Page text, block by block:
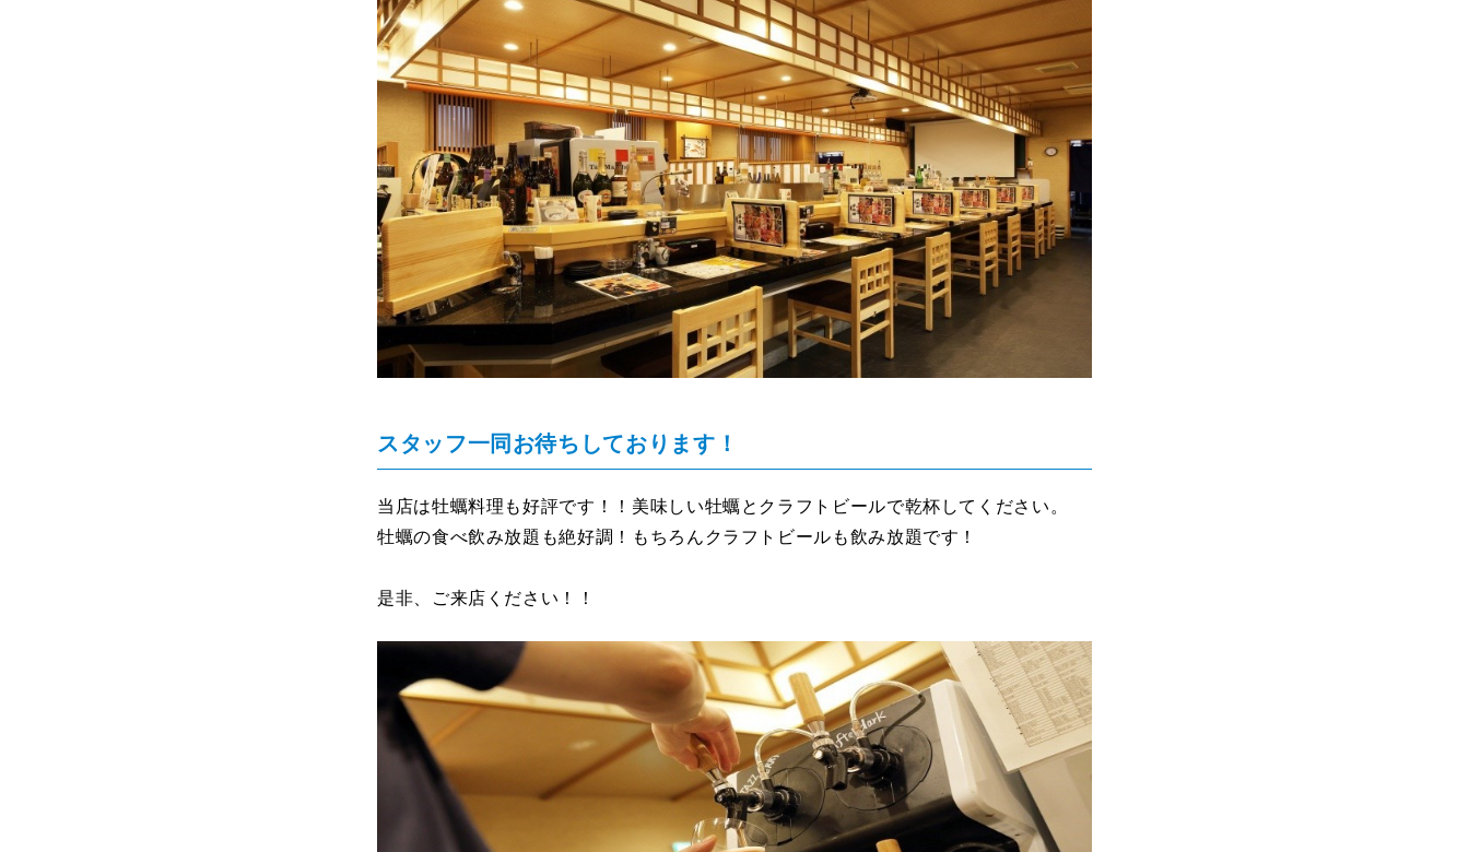
スタッフ一同お待ちしております！
当店は牡蠣料理も好評です！！美味しい牡蠣とクラフトビールで乾杯してください。
牡蠣の食べ飲み放題も絶好調！もちろんクラフトビールも飲み放題です！
是非、ご来店ください！！